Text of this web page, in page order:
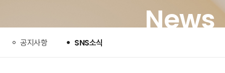
News
공지사항 SNS소식